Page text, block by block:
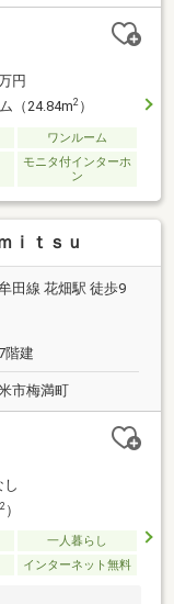
円
（24.84m2）
ワンルーム
モニタ付インターホ
ン
ｉｔｓｕ
田線 花畑駅 徒歩9
階建
市梅満町
し
2）
一人暮らし
インターネット無料